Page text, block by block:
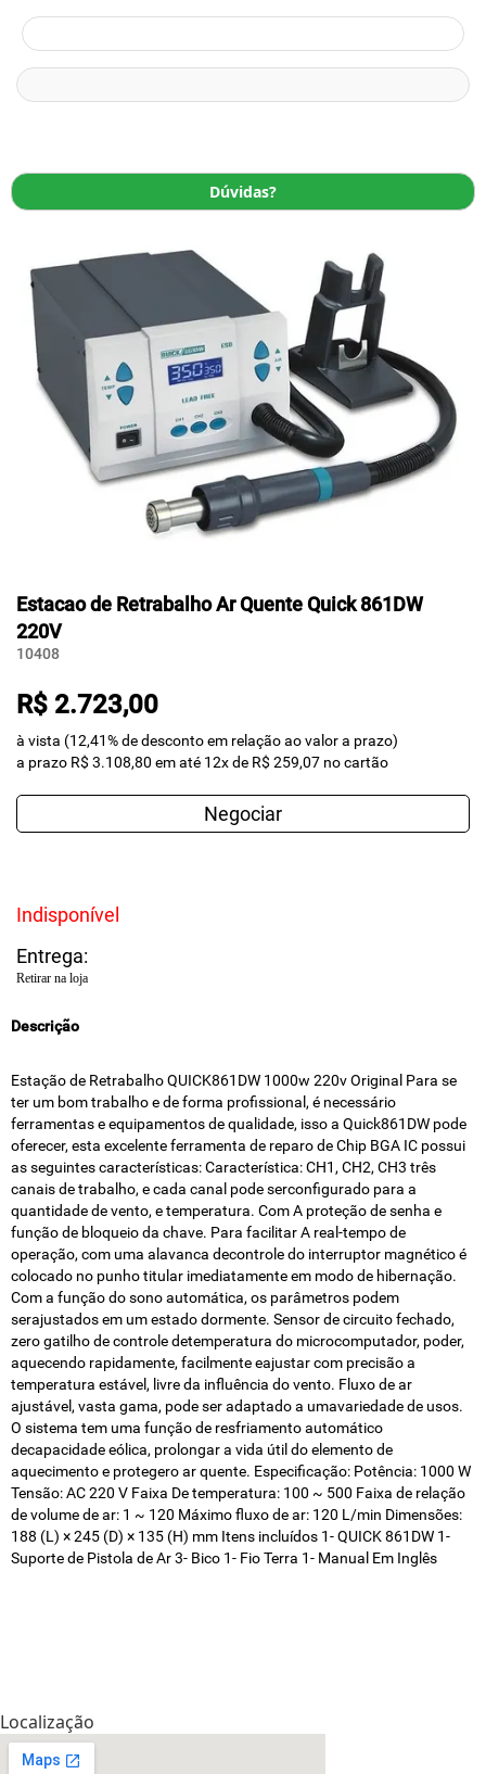
Dúvidas?
Estacao de Retrabalho Ar Quente Quick 861DW
220V
10408
R$ 2.723,00
à vista (12,41% de desconto em relação ao valor a prazo)
a prazo R$ 3.108,80 em até 12x de R$ 259,07 no cartão
Negociar
Indisponível
Entrega:
Retirar na loja
Descrição
Estação de Retrabalho QUICK861DW 1000w 220v Original Para se
ter um bom trabalho e de forma profissional, é necessário
ferramentas e equipamentos de qualidade, isso a Quick861DW pode
oferecer, esta excelente ferramenta de reparo de Chip BGA IC possui
as seguintes características: Característica: CH1, CH2, CH3 três
canais de trabalho, e cada canal pode serconfigurado para a
quantidade de vento, e temperatura. Com A proteção de senha e
função de bloqueio da chave. Para facilitar A real-tempo de
operação, com uma alavanca decontrole do interruptor magnético é
colocado no punho titular imediatamente em modo de hibernação.
Com a função do sono automática, os parâmetros podem
serajustados em um estado dormente. Sensor de circuito fechado,
zero gatilho de controle detemperatura do microcomputador, poder,
aquecendo rapidamente, facilmente eajustar com precisão a
temperatura estável, livre da influência do vento. Fluxo de ar
ajustável, vasta gama, pode ser adaptado a umavariedade de usos.
O sistema tem uma função de resfriamento automático
decapacidade eólica, prolongar a vida útil do elemento de
aquecimento e protegero ar quente. Especificação: Potência: 1000 W
Tensão: AC 220 V Faixa De temperatura: 100 ~ 500 Faixa de relação
de volume de ar: 1 ~ 120 Máximo fluxo de ar: 120 L/min Dimensões:
188 (L) × 245 (D) × 135 (H) mm Itens incluídos 1- QUICK 861DW 1-
Suporte de Pistola de Ar 3- Bico 1- Fio Terra 1- Manual Em Inglês
Localização